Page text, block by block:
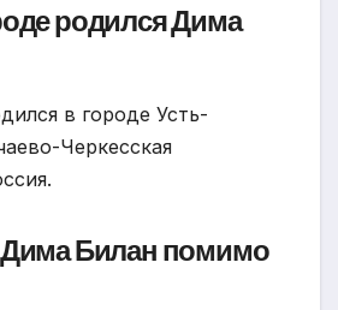
родился Дима
в городе Усть-
Черкесская
Дима Билан помимо